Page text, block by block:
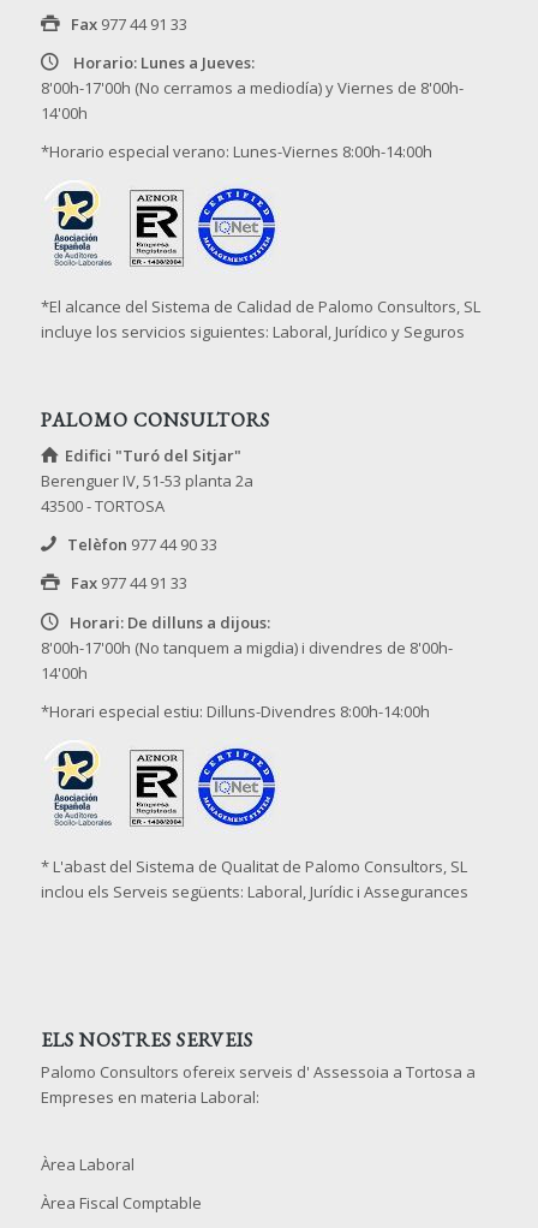
Fax 977 44 91 33
Horario: Lunes a Jueves:
8'00h-17'00h (No cerramos a mediodía) y Viernes de 8'00h-
14'00h
*Horario especial verano: Lunes-Viernes 8:00h-14:00h
*El alcance del Sistema de Calidad de Palomo Consultors, SL
incluye los servicios siguientes: Laboral, Jurídico y Seguros
PALOMO CONSULTORS
Edifici "Turó del Sitjar"
Berenguer IV, 51-53 planta 2a
43500 - TORTOSA
Telèfon 977 44 90 33
Fax 977 44 91 33
Horari: De dilluns a dijous:
8'00h-17'00h (No tanquem a migdia) i divendres de 8'00h-
14'00h
*Horari especial estiu: Dilluns-Divendres 8:00h-14:00h
* L'abast del Sistema de Qualitat de Palomo Consultors, SL
inclou els Serveis següents: Laboral, Jurídic i Assegurances
ELS NOSTRES SERVEIS
Palomo Consultors ofereix serveis d' Assessoia a Tortosa a
Empreses en materia Laboral:
Àrea Laboral
Àrea Fiscal Comptable